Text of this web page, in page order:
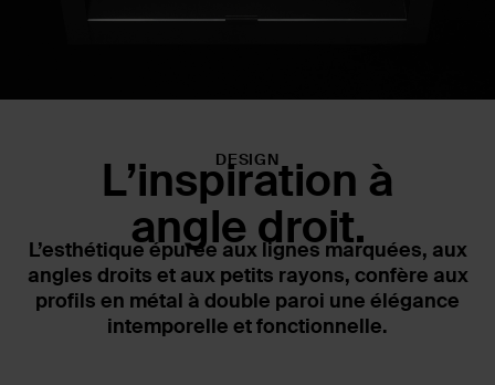
DESIGN
L’inspiration à
angle droit.
L’esthétique épurée aux lignes marquées, aux
angles droits et aux petits rayons, confère aux
profils en métal à double paroi une élégance
intemporelle et fonctionnelle.